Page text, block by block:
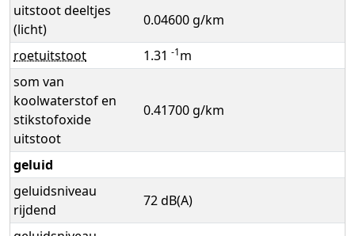
uitstoot deeltjes
(licht)
0.04600 g/km
roetuitstoot 1.31 -1m
som van
koolwaterstof en
stikstofoxide
uitstoot
0.41700 g/km
geluid
geluidsniveau
rijdend
72 dB(A)